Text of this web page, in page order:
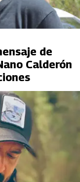
de
Calderón